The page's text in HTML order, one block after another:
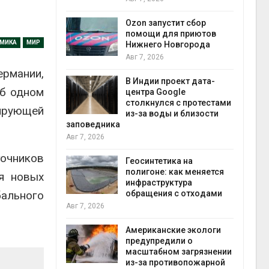
МИР
одном
новых
контроль
Волги и
Ozon запустит сбор
помощи для приютов
Нижнего Новгорода
Авг 7, 2026
В Индии проект дата-
центра Google
столкнулся с протестами
из-за воды и близости
заповедника
Авг 7, 2026
Геосинтетика на
полигоне: как меняется
инфраструктура
обращения с отходами
Авг 7, 2026
Американские экологи
предупредили о
масштабном загрязнении
из-за противопожарной